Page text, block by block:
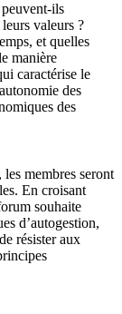
peuvent-ils
valeurs ?
et quelles
manière
caractérise le
des
des
membres seront
En croisant
souhaite
d’autogestion,
résister aux